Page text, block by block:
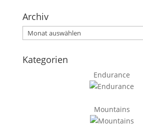
Archiv
Archiv
Kategorien
Endurance
Mountains